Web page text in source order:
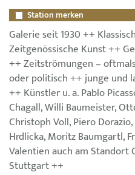
Station merken
Galerie seit 1930 ++
Zeitgenössische Kunst ++
++ Zeitströmungen –
oder politisch ++ junge und
++ Künstler u. a. Pablo
Chagall, Willi Baumeister,
Christoph Voll, Piero
Hrdlicka, Moritz Baumgartl,
Valentien auch am Standort
Stuttgart ++